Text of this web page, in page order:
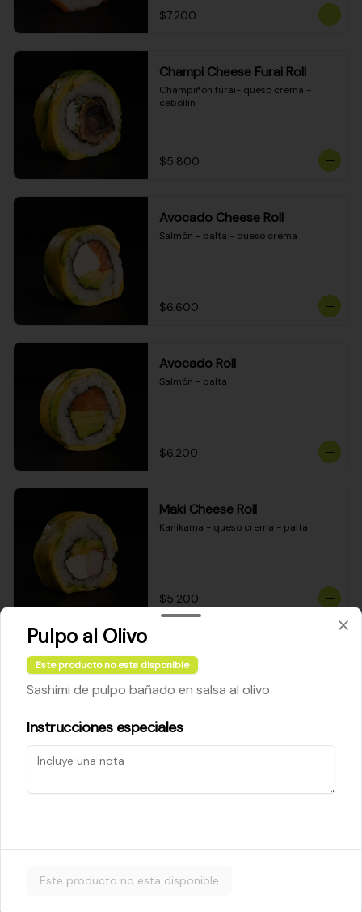
$7.200
Champi Cheese Furai Roll
Champiñón furai- queso crema -
cebollín
$5.800
Avocado Cheese Roll
Salmón - palta - queso crema
$6.600
Avocado Roll
Salmón - palta
$6.200
Maki Cheese Roll
Kanikama - queso crema - palta
$5.200
Cheese Roll
Queso crema - palta - cebollín
$5.200
$5.800
Pulpo al Olivo
Este producto no esta disponible
Sashimi de pulpo bañado en salsa al olivo
Instrucciones especiales
Este producto no esta disponible